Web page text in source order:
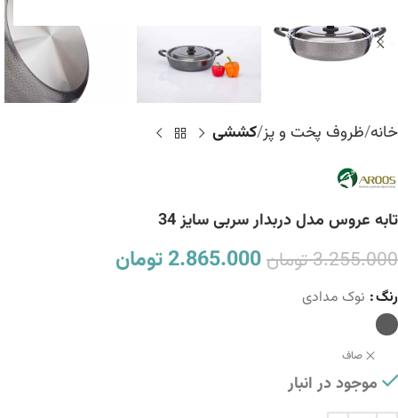
خانه ظروف پخت و پز کششی
تابه عروس مدل دربدار سربی سایز 34
3.255.000تومان2.865.000تومان
رنگ نوک مدادی
صاف
موجود در انبار